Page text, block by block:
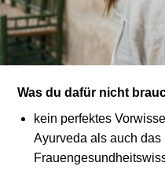
Was du dafür nicht
kein perfektes
Ayurveda als auch das